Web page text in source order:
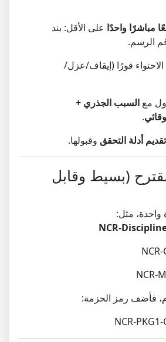
مباشرًا واحدًا على الأقل: بند
الرسم.
فورًا (إيقاف/عزل/
مع السبب الجذري +
.
تقديم أدلة التحقق وقبولها.
(بسيط وقابل
مثل:
NCR-
NCR-
فأضف رمز الحزمة:
NCR-